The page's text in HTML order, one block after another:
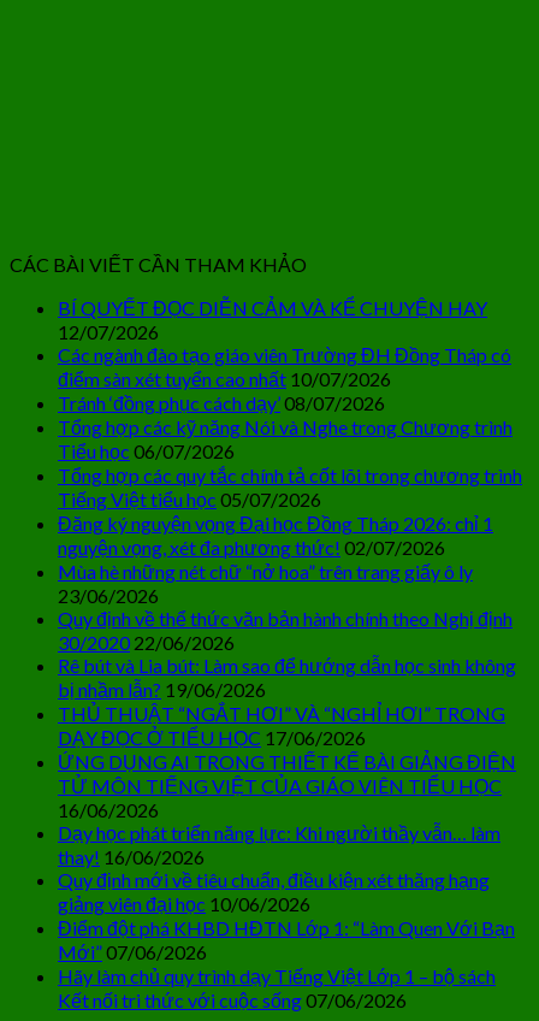
CÁC BÀI VIẾT CẦN THAM KHẢO
BÍ QUYẾT ĐỌC DIỄN CẢM VÀ KỂ CHUYỆN HAY
12/07/2026
Các ngành đào tạo giáo viên Trường ĐH Đồng Tháp có
điểm sàn xét tuyển cao nhất 10/07/2026
Tránh ‘đồng phục cách dạy’08/07/2026
Tổng hợp các kỹ năng Nói và Nghe trong Chương trình
Tiểu học 06/07/2026
Tổng hợp các quy tắc chính tả cốt lõi trong chương trình
Tiếng Việt tiểu học 05/07/2026
Đăng ký nguyện vọng Đại học Đồng Tháp 2026: chỉ 1
nguyện vọng, xét đa phương thức! 02/07/2026
Mùa hè những nét chữ “nở hoa” trên trang giấy ô ly
23/06/2026
Quy định về thể thức văn bản hành chính theo Nghị định
30/2020 22/06/2026
Rê bút và Lia bút: Làm sao để hướng dẫn học sinh không
bị nhầm lẫn? 19/06/2026
THỦ THUẬT “NGẮT HƠI” VÀ “NGHỈ HƠI” TRONG
DẠY ĐỌC Ở TIỂU HỌC 17/06/2026
ỨNG DỤNG AI TRONG THIẾT KẾ BÀI GIẢNG ĐIỆN
TỬ MÔN TIẾNG VIỆT CỦA GIÁO VIÊN TIỂU HỌC
16/06/2026
Dạy học phát triển năng lực: Khi người thầy vẫn… làm
thay! 16/06/2026
Quy định mới về tiêu chuẩn, điều kiện xét thăng hạng
giảng viên đại học 10/06/2026
Điểm đột phá KHBD HĐTN Lớp 1: “Làm Quen Với Bạn
Mới”07/06/2026
Hãy làm chủ quy trình dạy Tiếng Việt Lớp 1 – bộ sách
Kết nối tri thức với cuộc sống07/06/2026